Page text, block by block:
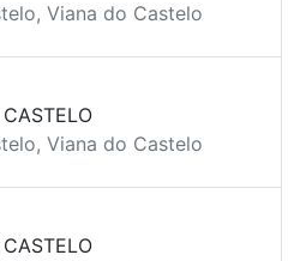
Viana do Castelo
Viana do Castelo